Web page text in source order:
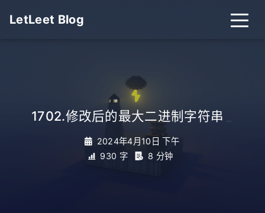
LetLeet Blog
1702.修改后的最大二进制字符串
2024年4月10日 下午
930 字
8 分钟